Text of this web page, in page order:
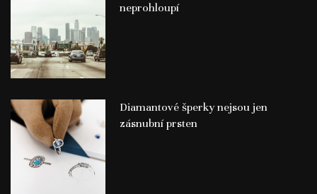
neprohloupí
Diamantové šperky nejsou jen
zásnubní prsten